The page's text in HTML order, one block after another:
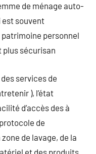
de ménage auto-
souvent
personnel
plus sécurisan
services de
), l’état
d’accès des à
de
de lavage, de la
et des produits